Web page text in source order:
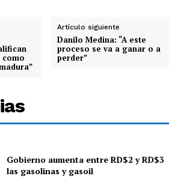
Artículo siguiente
Danilo Medina: “A este
proceso se va a ganar o a
perder”
Gobierno aumenta entre RD$2 y RD$3
las gasolinas y gasoil